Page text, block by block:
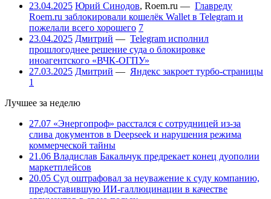
23.04.2025 Юрий Синодов, Roem.ru — Главреду
Roem.ru заблокировали кошелёк Wallet в Telegram и
пожелали всего хорошего 7
23.04.2025 Дмитрий — Telegram исполнил
прошлогоднее решение суда о блокировке
иноагентского «ВЧК-ОГПУ»
27.03.2025 Дмитрий — Яндекс закроет турбо-страницы
1
Лучшее за неделю
27.07 «Энергопроф» расстался с сотрудницей из-за
слива документов в Deepseek и нарушения режима
коммерческой тайны
21.06 Владислав Бакальчук предрекает конец дуополии
маркетплейсов
20.05 Суд оштрафовал за неуважение к суду компанию,
предоставившую ИИ-галлюцинации в качестве